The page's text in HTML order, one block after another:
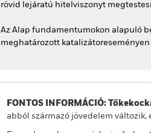
rövid lejáratú hitelviszonyt
Az Alap fundamentumokon alapuló
meghatározott
FONTOS INFORMÁCIÓ:
abból származó jövedelem